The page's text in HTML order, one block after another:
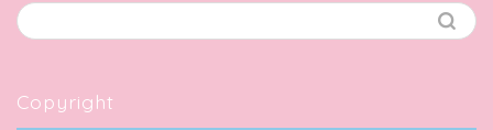
Copyright